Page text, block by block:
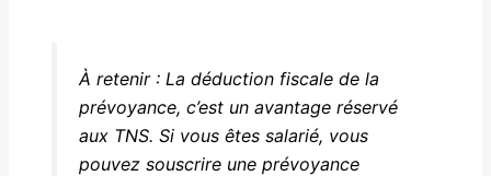
À retenir : La déduction fiscale de la
prévoyance, c’est un avantage réservé
aux TNS. Si vous êtes salarié, vous
pouvez souscrire une prévoyance